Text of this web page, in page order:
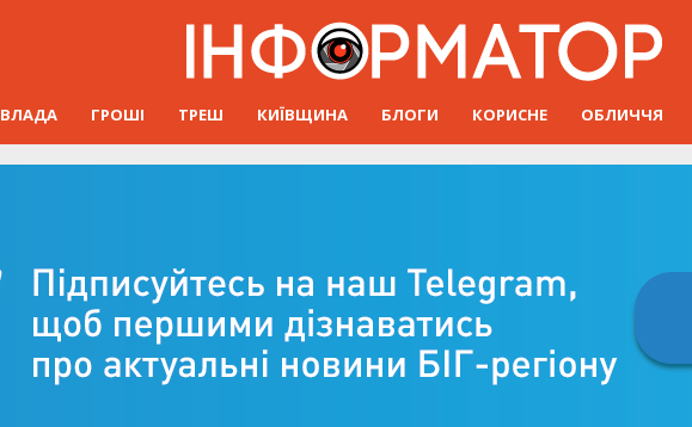
ВЛАДА ГРОШІ ТРЕШ КИЇВЩИНА БЛОГИ КОРИСНЕ ОБЛИЧЧЯ